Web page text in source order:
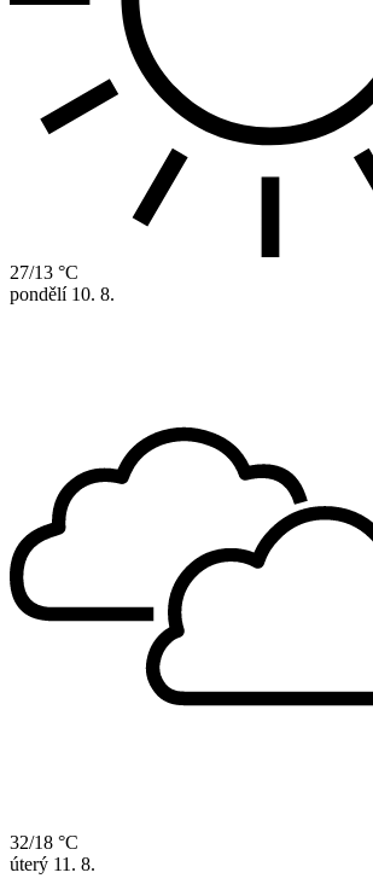
27/13 °C
pondělí 10. 8.
32/18 °C
úterý 11. 8.